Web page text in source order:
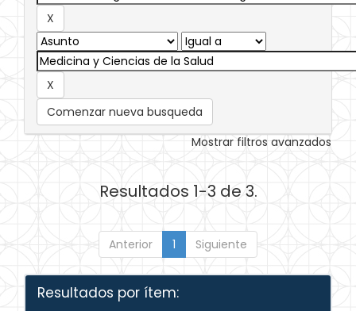
Comenzar nueva busqueda
Mostrar filtros avanzados
Resultados 1-3 de 3.
Anterior 1 Siguiente
Resultados por ítem: